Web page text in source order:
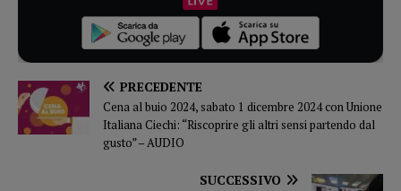
PRECEDENTE
Cena al buio 2024, sabato 1 dicembre 2024 con Unione
Italiana Ciechi: “Riscoprire gli altri sensi partendo dal
gusto” – AUDIO
SUCCESSIVO